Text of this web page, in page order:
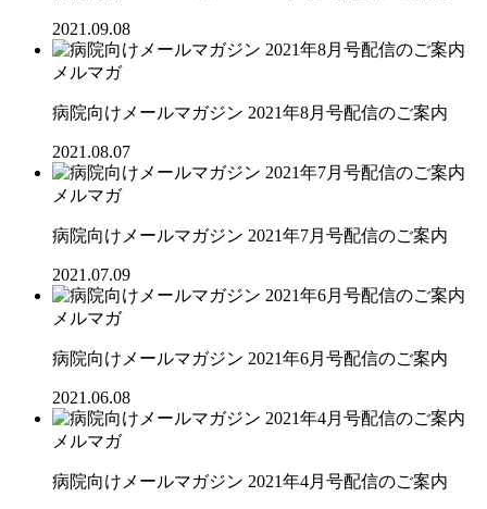
2021.09.08
メルマガ
病院向けメールマガジン 2021年8月号配信のご案内
2021.08.07
メルマガ
病院向けメールマガジン 2021年7月号配信のご案内
2021.07.09
メルマガ
病院向けメールマガジン 2021年6月号配信のご案内
2021.06.08
メルマガ
病院向けメールマガジン 2021年4月号配信のご案内